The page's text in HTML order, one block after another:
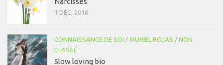
1 DÉC, 2016
CONNAISSANCE DE SOI / MURIEL ROJAS / NON
CLASSÉ
Slow loving bio